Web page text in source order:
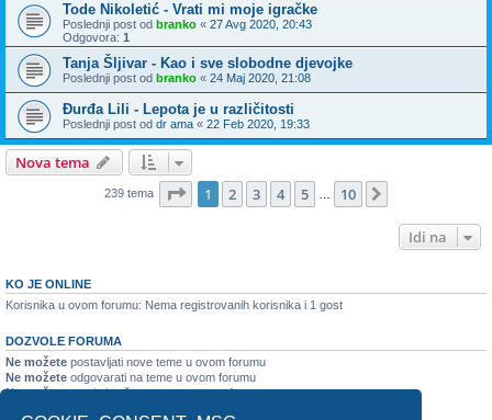
Tode Nikoletić - Vrati mi moje igračke
Poslednji post od branko « 27 Avg 2020, 20:43
Odgovora: 1
Tanja Šljivar - Kao i sve slobodne djevojke
Poslednji post od branko « 24 Maj 2020, 21:08
Đurđa Lili - Lepota je u različitosti
Poslednji post od dr ama « 22 Feb 2020, 19:33
Nova tema
239 tema Stranica 1od10
1 2 3 4 5 10
Idi na
KO JE ONLINE
Korisnika u ovom forumu: Nema registrovanih korisnika i 1 gost
DOZVOLE FORUMA
Ne možete postavljati nove teme u ovom forumu
Ne možete odgovarati na teme u ovom forumu
Ne možetemonjati vaše postove u ovom forumu